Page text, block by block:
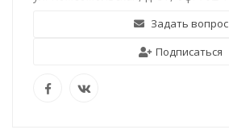
Задать вопрос
Подписаться